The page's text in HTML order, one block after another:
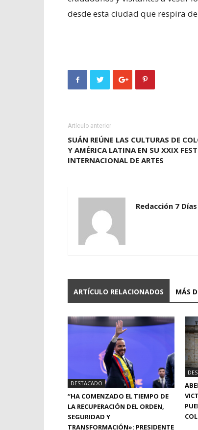
desde esta ciudad que respira
Artículo anterior
SUÁN REÚNE LAS CULTURAS DE
Y AMÉRICA LATINA EN SU XXIX
INTERNACIONAL DE ARTES
Redacción 7
ARTÍCULO RELACIONADOS MÁS
DESTACADO
“HA COMENZADO EL TIEMPO DE
LA RECUPERACIÓN DEL ORDEN,
SEGURIDAD Y
TRANSFORMACIÓN»: PRESIDENTE